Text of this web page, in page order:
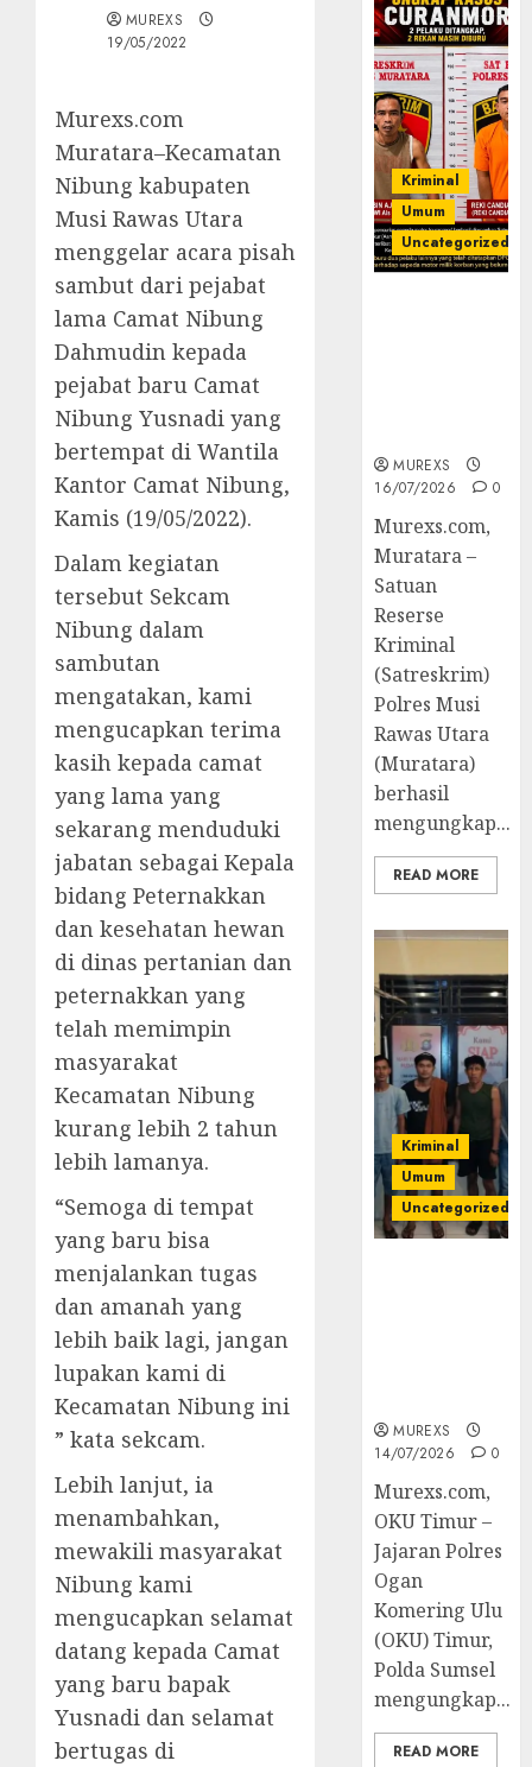
MUREXS
19/05/2022
Murexs.com
Muratara–Kecamatan
Nibung kabupaten
Musi Rawas Utara
menggelar acara pisah
sambut dari pejabat
lama Camat Nibung
Dahmudin kepada
pejabat baru Camat
Nibung Yusnadi yang
bertempat di Wantila
Kantor Camat Nibung,
Kamis (19/05/2022).
Dalam kegiatan
tersebut Sekcam
Nibung dalam
sambutan
mengatakan, kami
mengucapkan terima
kasih kepada camat
yang lama yang
sekarang menduduki
jabatan sebagai Kepala
bidang Peternakkan
dan kesehatan hewan
di dinas pertanian dan
peternakkan yang
telah memimpin
masyarakat
Kecamatan Nibung
kurang lebih 2 tahun
lebih lamanya.
“Semoga di tempat
yang baru bisa
menjalankan tugas
dan amanah yang
lebih baik lagi, jangan
lupakan kami di
Kecamatan Nibung ini
” kata sekcam.
Lebih lanjut, ia
menambahkan,
mewakili masyarakat
Nibung kami
mengucapkan selamat
datang kepada Camat
yang baru bapak
Yusnadi dan selamat
bertugas di
Kriminal
Umum
Uncategorized
MUREXS
16/07/2026
0
Murexs.com,
Muratara –
Satuan
Reserse
Kriminal
(Satreskrim)
Polres Musi
Rawas Utara
(Muratara)
berhasil
mengungkap...
READ MORE
Kriminal
Umum
Uncategorized
MUREXS
14/07/2026
0
Murexs.com,
OKU Timur –
Jajaran Polres
Ogan
Komering Ulu
(OKU) Timur,
Polda Sumsel
mengungkap...
READ MORE